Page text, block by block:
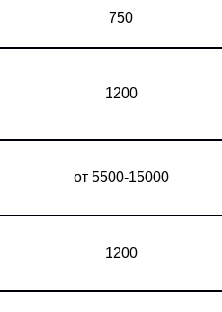
750
1200
от 5500-15000
1200